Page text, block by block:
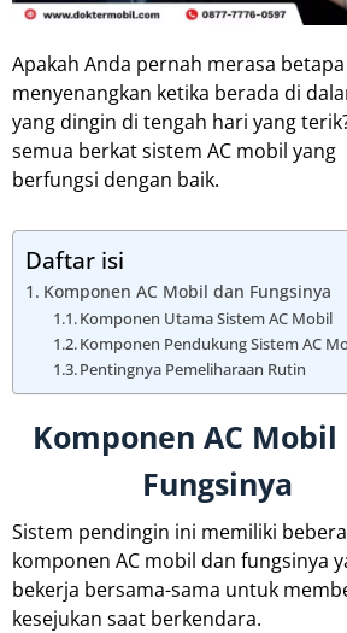
Apakah Anda pernah merasa betapa
menyenangkan ketika berada di
yang dingin di tengah hari yang
semua berkat sistem AC mobil yang
berfungsi dengan baik.
Daftar isi
Komponen AC Mobil dan Fungsinya
Komponen Utama Sistem AC Mobil
Komponen Pendukung Sistem AC
Pentingnya Pemeliharaan Rutin
Komponen AC Mobil
Fungsinya
Sistem pendingin ini memiliki
komponen AC mobil dan fungsinya
bekerja bersama-sama untuk
kesejukan saat berkendara.